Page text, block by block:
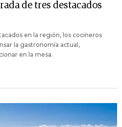
de tres destacados
en la región, los cocineros
la gastronomía actual,
en la mesa.